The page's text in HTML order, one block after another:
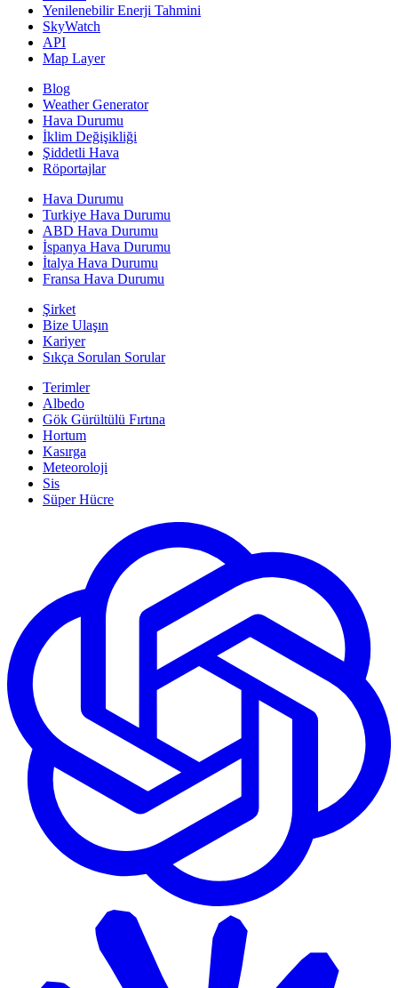
Yenilenebilir Enerji Tahmini
SkyWatch
API
Map Layer
Blog
Weather Generator
Hava Durumu
İklim Değişikliği
Şiddetli Hava
Röportajlar
Hava Durumu
Turkiye Hava Durumu
ABD Hava Durumu
İspanya Hava Durumu
İtalya Hava Durumu
Fransa Hava Durumu
Şirket
Bize Ulaşın
Kariyer
Sıkça Sorulan Sorular
Terimler
Albedo
Gök Gürültülü Fırtına
Hortum
Kasırga
Meteoroloji
Sis
Süper Hücre